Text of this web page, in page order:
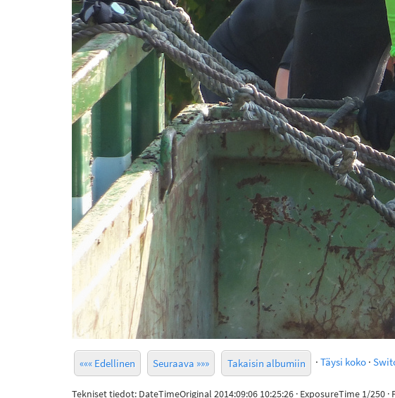
««« Edellinen Seuraava »»» Takaisin albumiin · Täysi koko ·
Tekniset tiedot: DateTimeOriginal 2014:09:06 10:25:26 · ExposureTime 1/250 ·